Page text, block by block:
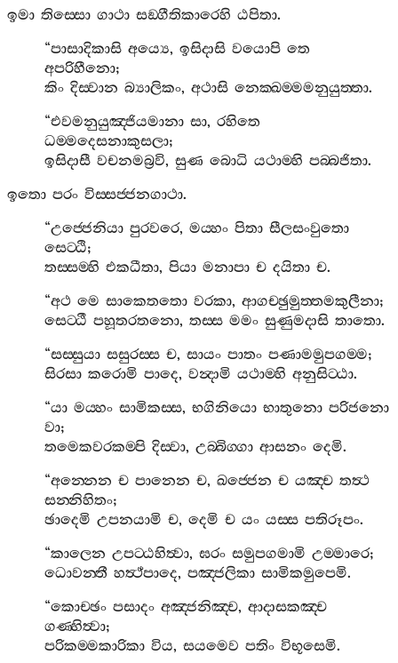
ඉමා තිස‍්සො ගාථා සඞ‍්ගීතිකාරෙහි ඨපිතා.
“පාසාදිකාසි අය්‍යෙ,ඉසිදාසි වයොපි තෙ
අපරිහීනො;
කිං දිස‍්වාන බ්‍යාලිකං,අථාසි නෙක‍්ඛම‍්මමනුයුත‍්තා.
“එවමනුයුඤ‍්ජියමානා සා,රහිතෙ
ධම‍්මදෙසනාකුසලා;
ඉසිදාසී වචනමබ්‍රවි,සුණ බොධි යථාම‍්හි පබ‍්බජිතා.
ඉතො පරං විස‍්සජ‍්ජනගාථා.
“උජ‍්ජෙනියා පුරවරෙ,මය‍්හං පිතා සීලසංවුතො
සෙට‍්ඨි;
තස‍්සම‍්හි එකධීතා,පියා මනාපා ච දයිතා ච.
“අථ මෙ සාකෙතතො වරකා,ආගච‍්ඡුමුත‍්තමකුලීනා;
සෙට‍්ඨී පහූතරතනො,තස‍්ස මමං සුණුමදාසි තාතො.
“සස‍්සුයා සසුරස‍්ස ච,සායං පාතං පණාමමුපගම‍්ම;
සිරසා කරොමි පාදෙ,වන්‍දාමි යථාම‍්හි අනුසිට‍්ඨා.
“යා මය‍්හං සාමිකස‍්ස,භගිනියො භාතුනො පරිජනො
වා;
තමෙකවරකම‍්පි දිස‍්වා,උබ‍්බිග‍්ගා ආසනං දෙමි.
“අන‍්නෙන ච පානෙන ච,ඛජ‍්ජෙන ච යඤ‍්ච තත්‍ථ
සන‍්නිහිතං;
ඡාදෙමි උපනයාමි ච,දෙමි ච යං යස‍්ස පතිරූපං.
“කාලෙන උපට‍්ඨහිත්‍වා,ඝරං සමුපගමාමි උම‍්මාරෙ;
ධොවන‍්තී හත්‍ථ‍්පාදෙ,පඤ‍්ජලිකා සාමිකමුපෙමි.
“කොච‍්ඡං පසාදං අඤ‍්ජනිඤ‍්ච,ආදාසකඤ‍්ච
ගණ‍්හිත්‍වා;
පරිකම‍්මකාරිකා විය,සයමෙව පතිං විභූසෙමි.